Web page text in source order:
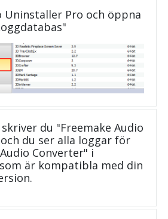
Uninstaller Pro och öppna
du "Freemake Audio
du ser alla loggar för
Converter" i
är kompatibla med din